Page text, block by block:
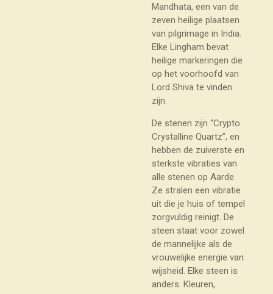
Mandhata, een van de
zeven heilige plaatsen
van pilgrimage in India.
Elke Lingham bevat
heilige markeringen die
op het voorhoofd van
Lord Shiva te vinden
zijn.
De stenen zijn “Crypto
Crystalline Quartz”, en
hebben de zuiverste en
sterkste vibraties van
alle stenen op Aarde.
Ze stralen een vibratie
uit die je huis of tempel
zorgvuldig reinigt. De
steen staat voor zowel
de mannelijke als de
vrouwelijke energie van
wijsheid. Elke steen is
anders. Kleuren,